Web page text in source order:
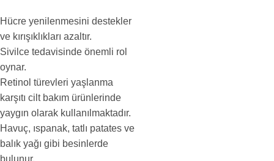
Hücre yenilenmesini destekler
ve kırışıklıkları azaltır.
Sivilce tedavisinde önemli rol
oynar.
Retinol türevleri yaşlanma
karşıtı cilt bakım ürünlerinde
yaygın olarak kullanılmaktadır.
Havuç, ıspanak, tatlı patates ve
balık yağı gibi besinlerde
bulunur.